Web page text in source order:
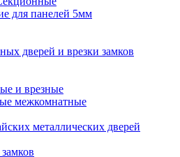
для панелей 5мм
дверей и врезки замков
и врезные
межкомнатные
металлических дверей